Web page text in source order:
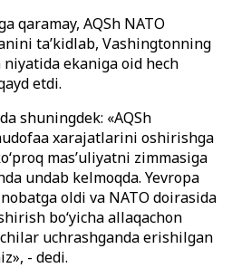
qaramay, AQSh NATO
ta’kidlab, Vashingtonning
ekaniga oid hech
etdi.
shuningdek: «AQSh
xarajatlarini oshirishga
mas’uliyatni zimmasiga
undab kelmoqda. Yevropa
oldi va NATO doirasida
bo‘yicha allaqachon
uchrashganda erishilgan
- dedi.